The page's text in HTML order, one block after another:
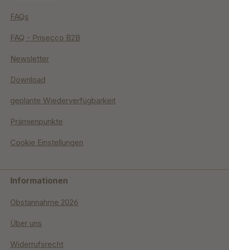
FAQs
FAQ - Prisecco B2B
Newsletter
Download
geplante Wiederverfügbarkeit
Prämienpunkte
Cookie Einstellungen
Informationen
Obstannahme 2026
Über uns
Widerrufsrecht